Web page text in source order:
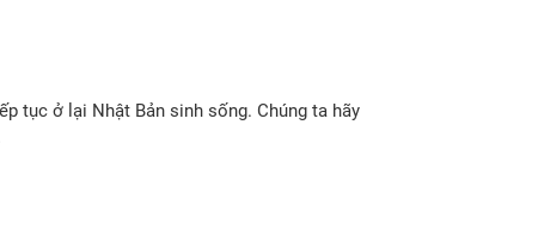
tục ở lại Nhật Bản sinh sống. Chúng ta hãy